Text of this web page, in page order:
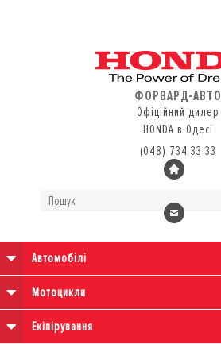
ФОРВАРД-АВТО
Офіційний дилер
HONDA в Одесі
(048) 734 33 33
Автомобілі
Мотоцикли
Екіпірування